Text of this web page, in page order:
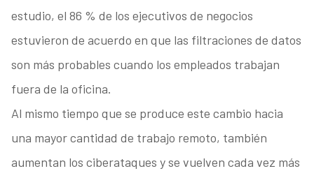
estudio, el 86 % de los ejecutivos de negocios
estuvieron de acuerdo en que las filtraciones de datos
son más probables cuando los empleados trabajan
fuera de la oficina.
Al mismo tiempo que se produce este cambio hacia
una mayor cantidad de trabajo remoto, también
aumentan los ciberataques y se vuelven cada vez más